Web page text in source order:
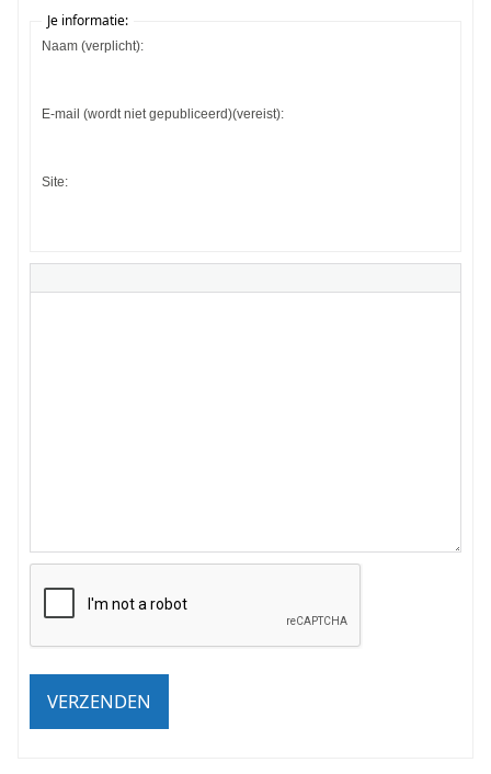
Je informatie:
Naam (verplicht):
E-mail (wordt niet gepubliceerd)(vereist):
Site:
VERZENDEN